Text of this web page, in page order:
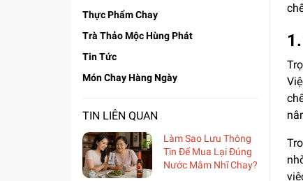
Thực Phẩm Chay
Trà Thảo Mộc Hùng Phát
Tin Tức
Món Chay Hàng Ngày
TIN LIÊN QUAN
Làm Sao Lưu Thông
Tin Để Mua Lại Đúng
Nước Mắm Nhĩ Chay?
1.